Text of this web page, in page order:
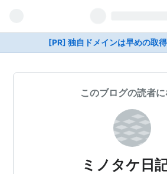
[PR] 独自ドメインは早めの取
このブログの読者
ミノタケ日記